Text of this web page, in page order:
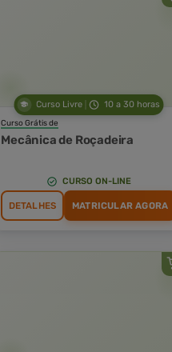
Curso Livre 10 a 30 horas
Curso Grátis de
Mecânica de Roçadeira
CURSO ON-LINE
DETALHES MATRICULAR AGORA